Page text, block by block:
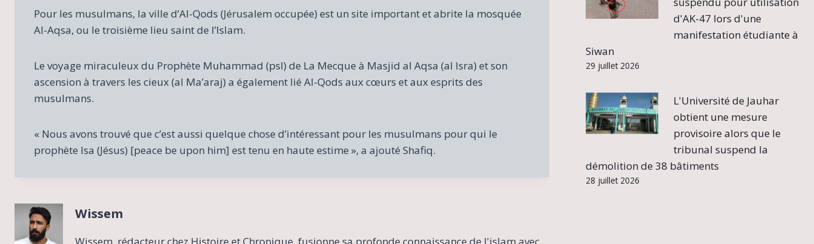
Pour les musulmans, la ville d’Al-Qods (Jérusalem occupée) est un site important et abrite la mosquée
Al-Aqsa, ou le troisième lieu saint de l’Islam.
Le voyage miraculeux du Prophète Muhammad (psl) de La Mecque à Masjid al Aqsa (al Isra) et son
ascension à travers les cieux (al Ma’araj) a également lié Al-Qods aux cœurs et aux esprits des
musulmans.
« Nous avons trouvé que c’est aussi quelque chose d’intéressant pour les musulmans pour qui le
prophète Isa (Jésus) [peace be upon him] est tenu en haute estime », a ajouté Shafiq.
Wissem
Wissem, rédacteur chez Histoire et Chronique, fusionne sa profonde connaissance de l'islam avec
d'AK-47 lors d'une
manifestation étudiante à
Siwan
29 juillet 2026
L'Université de Jauhar
obtient une mesure
provisoire alors que le
tribunal suspend la
démolition de 38 bâtiments
28 juillet 2026